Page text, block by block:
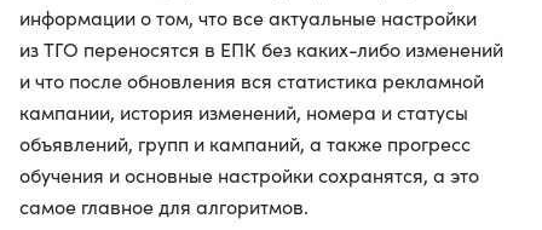
информации о том, что все актуальные настройки
из ТГО переносятся в ЕПК без каких-либо изменений
и что после обновления вся статистика рекламной
кампании, история изменений, номера и статусы
объявлений, групп и кампаний, а также прогресс
обучения и основные настройки сохранятся, а это
самое главное для алгоритмов.